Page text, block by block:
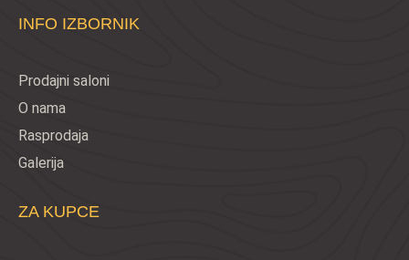
INFO IZBORNIK
Prodajni saloni
O nama
Rasprodaja
Galerija
ZA KUPCE